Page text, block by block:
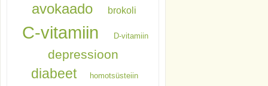
avokaado brokoli
C-vitamiin D-vitamiin
depressioon
diabeet homotsüsteiin